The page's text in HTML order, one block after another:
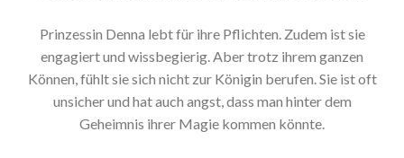
Prinzessin Denna lebt für ihre Pflichten. Zudem ist sie
engagiert und wissbegierig. Aber trotz ihrem ganzen
Können, fühlt sie sich nicht zur Königin berufen. Sie ist oft
unsicher und hat auch angst, dass man hinter dem
Geheimnis ihrer Magie kommen könnte.